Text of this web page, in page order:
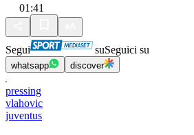
01:41
Segui suSeguici su
whatsapp discover
pressing
vlahovic
juventus